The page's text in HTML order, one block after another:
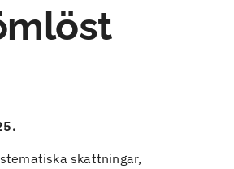
skattningar,